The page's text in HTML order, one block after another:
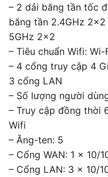
– 2 dải băng tần tốc
băng tần 2.4GHz
5GHz 2×2
– Tiêu chuẩn Wifi: Wi-
– 4 cổng truy cập 4
3 cổng LAN
– Số lượng người
– Truy cập đồng thời
Wifi
– Ăng-ten: 5
– Cổng WAN: 1 x 10/
– Cổng LAN: 3 x 10/